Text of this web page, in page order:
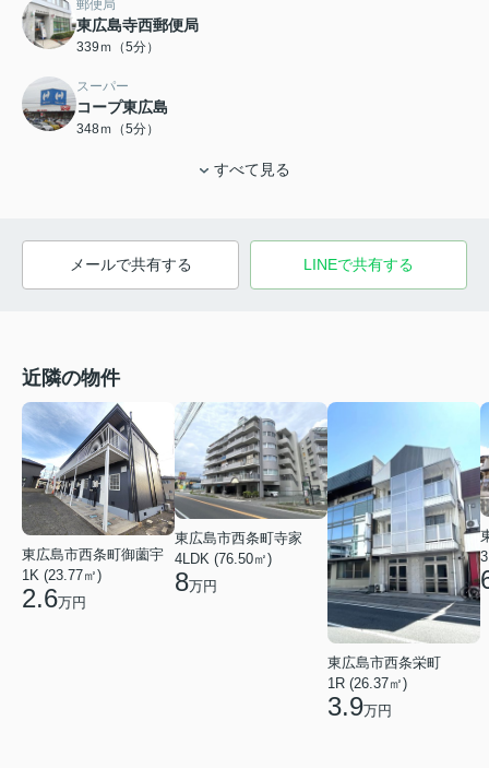
郵便局
東広島寺西郵便局
339ｍ（5分）
スーパー
コープ東広島
348ｍ（5分）
すべて見る
メールで共有する LINEで共有する
近隣の物件
東広島市西条町御薗宇
1K (23.77㎡)
2.6万円
東広島市西条町寺家
4LDK (76.50㎡)
8万円
東広島市西条栄町
1R (26.37㎡)
3.9万円